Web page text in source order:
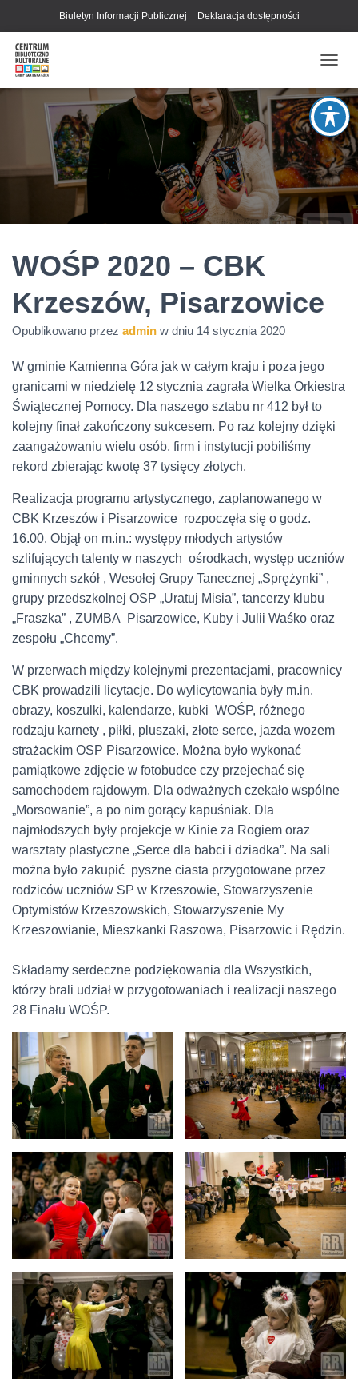
Biuletyn Informacji Publicznej Deklaracja dostępności
R
Z
E
Ł
Ą
C
Z
N
W
WOŚP 2020 – CBK
Krzeszów, Pisarzowice
Opublikowano przez admin w dniu 14 stycznia 2020
W gminie Kamienna Góra jak w całym kraju i poza jego
granicami w niedzielę 12 stycznia zagrała Wielka Orkiestra
Świątecznej Pomocy. Dla naszego sztabu nr 412 był to
kolejny finał zakończony sukcesem. Po raz kolejny dzięki
zaangażowaniu wielu osób, firm i instytucji pobiliśmy
rekord zbierając kwotę 37 tysięcy złotych.
Realizacja programu artystycznego, zaplanowanego w
CBK Krzeszów i Pisarzowice rozpoczęła się o godz.
16.00. Objął on m.in.: występy młodych artystów
szlifujących talenty w naszych ośrodkach, występ uczniów
gminnych szkół , Wesołej Grupy Tanecznej „Sprężynki” ,
grupy przedszkolnej OSP „Uratuj Misia”, tancerzy klubu
„Fraszka” , ZUMBA Pisarzowice, Kuby i Julii Waśko oraz
zespołu „Chcemy”.
W przerwach między kolejnymi prezentacjami, pracownicy
CBK prowadzili licytacje. Do wylicytowania były m.in.
obrazy, koszulki, kalendarze, kubki WOŚP, różnego
rodzaju karnety , piłki, pluszaki, złote serce, jazda wozem
strażackim OSP Pisarzowice. Można było wykonać
pamiątkowe zdjęcie w fotobudce czy przejechać się
samochodem rajdowym. Dla odważnych czekało wspólne
„Morsowanie”, a po nim gorący kapuśniak. Dla
najmłodszych były projekcje w Kinie za Rogiem oraz
warsztaty plastyczne „Serce dla babci i dziadka”. Na sali
można było zakupić pyszne ciasta przygotowane przez
rodziców uczniów SP w Krzeszowie, Stowarzyszenie
Optymistów Krzeszowskich, Stowarzyszenie My
Krzeszowianie, Mieszkanki Raszowa, Pisarzowic i Rędzin.
Składamy serdeczne podziękowania dla Wszystkich,
którzy brali udział w przygotowaniach i realizacji naszego
28 Finału WOŚP.